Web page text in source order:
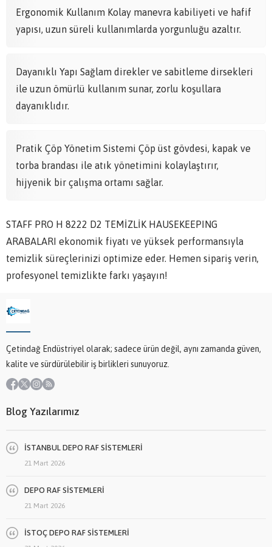
Ergonomik Kullanım Kolay manevra kabiliyeti ve hafif
yapısı, uzun süreli kullanımlarda yorgunluğu azaltır.
Dayanıklı Yapı Sağlam direkler ve sabitleme dirsekleri
ile uzun ömürlü kullanım sunar, zorlu koşullara
dayanıklıdır.
Pratik Çöp Yönetim Sistemi Çöp üst gövdesi, kapak ve
torba brandası ile atık yönetimini kolaylaştırır,
hijyenik bir çalışma ortamı sağlar.
STAFF PRO H 8222 D2 TEMİZLİK HAUSEKEEPING
ARABALARI ekonomik fiyatı ve yüksek performansıyla
temizlik süreçlerinizi optimize eder. Hemen sipariş verin,
profesyonel temizlikte farkı yaşayın!
Çetindağ Endüstriyel olarak; sadece ürün değil, aynı zamanda güven,
kalite ve sürdürülebilir iş birlikleri sunuyoruz.
Blog Yazılarımız
İSTANBUL DEPO RAF SİSTEMLERİ
21 Mart 2026
DEPO RAF SİSTEMLERİ
21 Mart 2026
İSTOÇ DEPO RAF SİSTEMLERİ